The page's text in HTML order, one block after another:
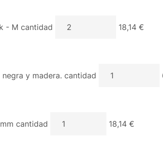
- M cantidad 18,14 €
y madera. cantidad
cantidad 18,14 €